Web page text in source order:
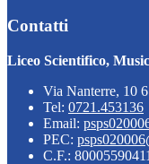
Contatti
Liceo Scientifico,
Via Nanterre, 10
Tel: 0721.453136
Email:
PEC:
C.F.: 80005590411